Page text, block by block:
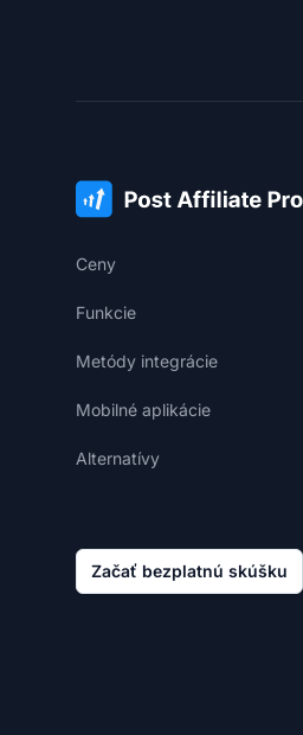
Ceny
Funkcie
Metódy integrácie
Mobilné aplikácie
Alternatívy
Začať bezplatnú skúšku